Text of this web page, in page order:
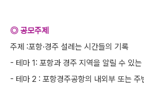
◎ 공모주제
주제 :포항·경주 설레는 시간들의 기록
- 테마 1: 포항과 경주 지역을 알릴 수 있는
- 테마 2 : 포항경주공항의 내외부 또는 주